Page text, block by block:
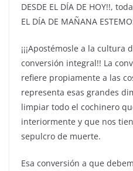
DESDE EL DÍA DE HOY!!,
EL DÍA DE MAÑANA
¡¡¡Apostémosle a la cultura
conversión integral!! La
refiere propiamente a las
representa esas grandes
limpiar todo el cochinero
interiormente y que nos
sepulcro de muerte.
Esa conversión a que